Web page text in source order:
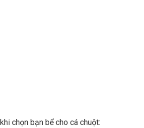
chọn bạn bể cho cá chuột: